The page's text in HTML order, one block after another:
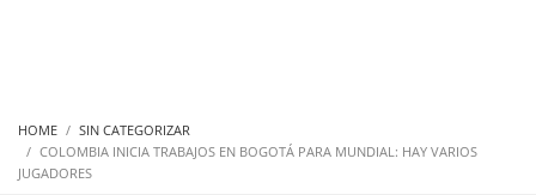
HOME
SIN CATEGORIZAR
COLOMBIA INICIA TRABAJOS EN BOGOTÁ PARA MUNDIAL: HAY VARIOS
JUGADORES